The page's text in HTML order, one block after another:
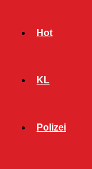
Hot
KL
Polizei